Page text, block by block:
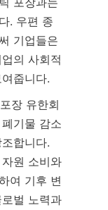
. 우편 종
기업들은
의 사회적
줍니다.
장 유한회
기물 감소
합니다.
원 소비와
여 기후 변
벌 노력과